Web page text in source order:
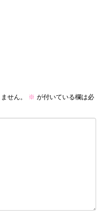
せん。 ※ が付いている欄は必